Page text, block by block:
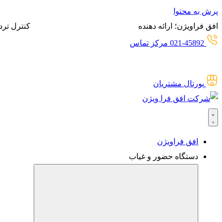
پرش به محتوا
افق فراویژن؛ ارائه دهنده
کنترل
021-45892 مرکز تماس
پورتال مشتریان
افق فراویژن
دستگاه حضور و غیاب